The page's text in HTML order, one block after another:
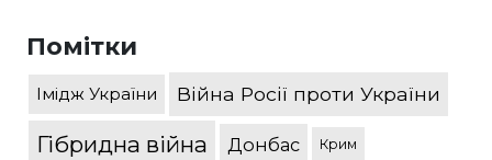
Помітки
Імідж України Війна Росії проти України
Гібридна війна Донбас Крим